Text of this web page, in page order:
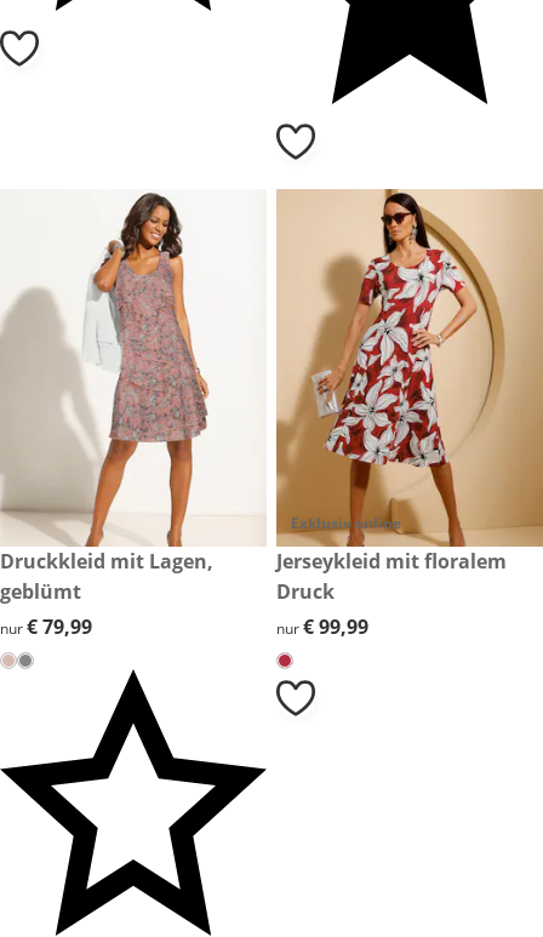
€ 79,99
Druckkleid mit Lagen,
geblümt
€ 79,99
nur€ 79,99
Exklusiv online
€ 99,99
Jerseykleid mit floralem
Druck
€ 99,99
nur€ 99,99